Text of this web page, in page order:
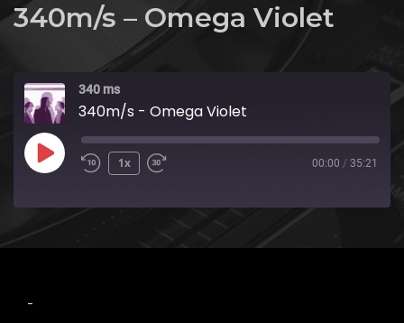
340m/s – Omega Violet
340 ms
340m/s - Omega Violet
Play
1x 00:00 / 35:21
-